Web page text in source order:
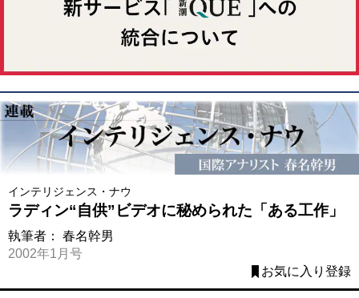
インテリジェンス・ナウ
ラディン“自供”ビデオに秘められた「ある工作」
執筆者： 春名幹男
2002年1月号
お気に入り登録